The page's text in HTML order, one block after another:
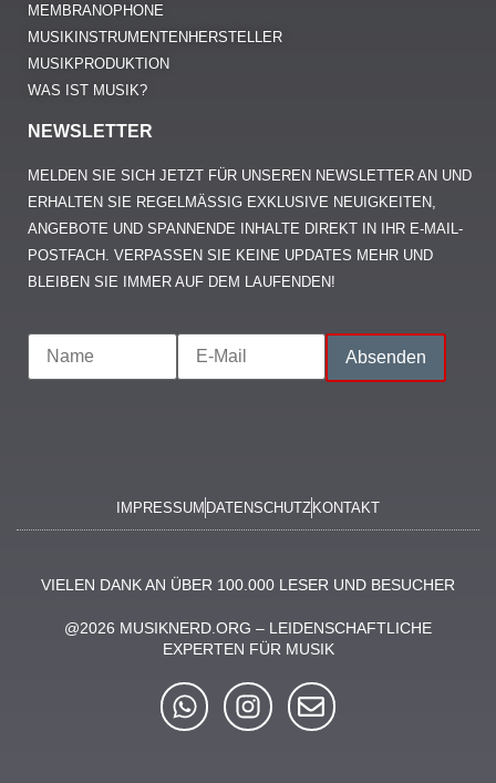
MEMBRANOPHONE
MUSIKINSTRUMENTENHERSTELLER
MUSIKPRODUKTION
WAS IST MUSIK?
NEWSLETTER
MELDEN SIE SICH JETZT FÜR UNSEREN NEWSLETTER AN UND
ERHALTEN SIE REGELMÄSSIG EXKLUSIVE NEUIGKEITEN, A
NGEBOTE UND SPANNENDE INHALTE DIREKT IN IHR E-MAIL-P
OSTFACH. VERPASSEN SIE KEINE UPDATES MEHR UND B
LEIBEN SIE IMMER AUF DEM LAUFENDEN!
IMPRESSUM DATENSCHUTZ KONTAKT
VIELEN DANK AN ÜBER 100.000 LESER UND BESUCHER
@2026 MUSIKNERD.ORG – LEIDENSCHAFTLICHE
EXPERTEN FÜR MUSIK